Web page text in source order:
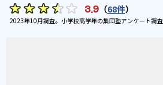
3.9 （68件）
2023年10月調査。 小学校高学年の集団塾アンケート調